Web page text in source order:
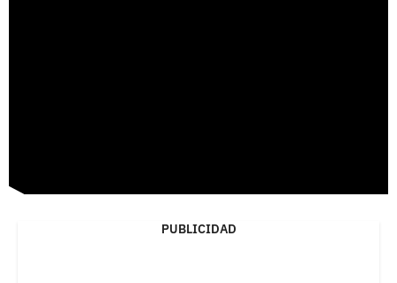
PUBLICIDAD